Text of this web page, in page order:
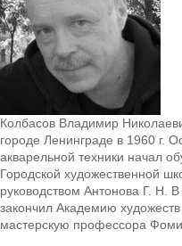
Колбасов Владимир
городе Ленинграде в 1960 г.
акварельной техники начал
Городской художественной
руководством Антонова Г. Н.
закончил Академию
мастерскую профессора